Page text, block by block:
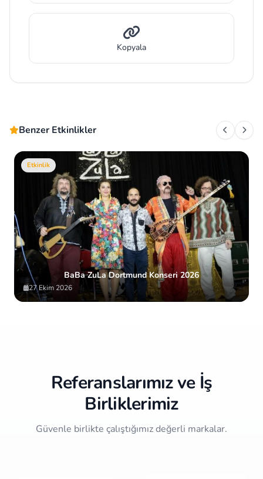
Kopyala
Benzer Etkinlikler
Etkinlik
BaBa ZuLa Dortmund Konseri 2026
27 Ekim 2026
Referanslarımız ve İş
Birliklerimiz
Güvenle birlikte çalıştığımız değerli markalar.